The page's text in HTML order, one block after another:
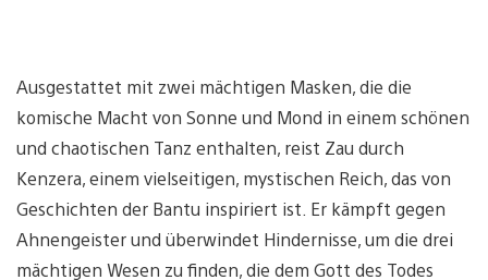
Ausgestattet mit zwei mächtigen Masken, die die
komische Macht von Sonne und Mond in einem schönen
und chaotischen Tanz enthalten, reist Zau durch
Kenzera, einem vielseitigen, mystischen Reich, das von
Geschichten der Bantu inspiriert ist. Er kämpft gegen
Ahnengeister und überwindet Hindernisse, um die drei
mächtigen Wesen zu finden, die dem Gott des Todes